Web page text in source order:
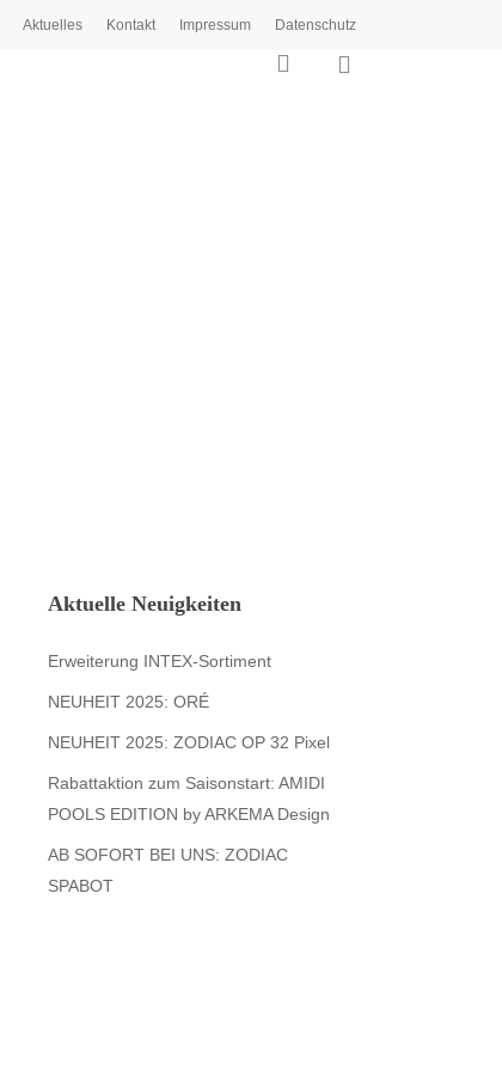
Aktuelles Kontakt Impressum Datenschutz
search
Aktuelle Neuigkeiten
Erweiterung INTEX-Sortiment
NEUHEIT 2025: ORÉ
NEUHEIT 2025: ZODIAC OP 32 Pixel
Rabattaktion zum Saisonstart: AMIDI
POOLS EDITION by ARKEMA Design
AB SOFORT BEI UNS: ZODIAC
SPABOT